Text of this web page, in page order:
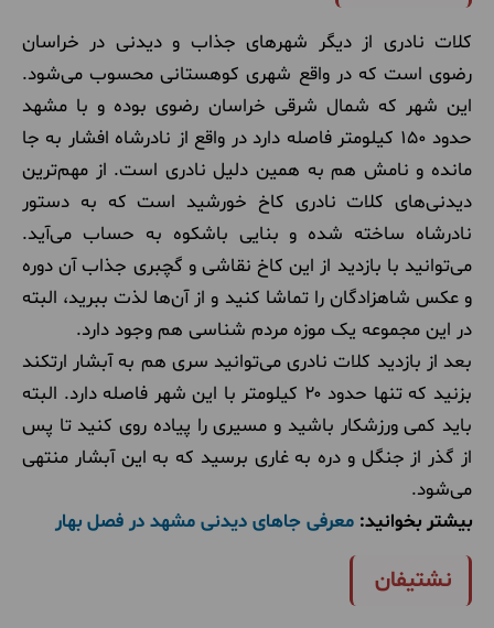
کلات نادری از دیگر شهرهای جذاب و دیدنی در خراسان
رضوی است که در واقع شهری کوهستانی محسوب می‌شود.
این شهر که شمال شرقی خراسان رضوی بوده و با مشهد
حدود ۱۵۰ کیلومتر فاصله دارد در واقع از نادرشاه افشار به جا
مانده و نامش هم به همین دلیل نادری است. از مهم‌ترین
دیدنی‌های کلات نادری کاخ خورشید است که به دستور
نادرشاه ساخته شده و بنایی باشکوه به حساب می‌آید.
می‌توانید با بازدید از این کاخ نقاشی و گچبری جذاب آن دوره
و عکس شاهزادگان را تماشا کنید و از آن‌ها لذت ببرید، البته
در این مجموعه یک موزه مردم شناسی هم وجود دارد.
بعد از بازدید کلات نادری می‌توانید سری هم به آبشار ارتکند
بزنید که تنها حدود ۲۰ کیلومتر با این شهر فاصله دارد. البته
باید کمی ورزشکار باشید و مسیری را پیاده روی کنید تا پس
از گذر از جنگل و دره به غاری برسید که به این آبشار منتهی
می‌شود.
بیشتر بخوانید: معرفی جاهای دیدنی مشهد در فصل بهار
نشتیفان